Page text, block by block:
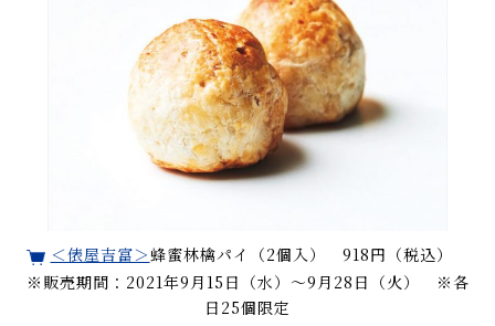
＜俵屋吉富＞蜂蜜林檎パイ（2個入） 918円（税込）
※販売期間：2021年9月15日（水）～9月28日（火） ※各
日25個限定